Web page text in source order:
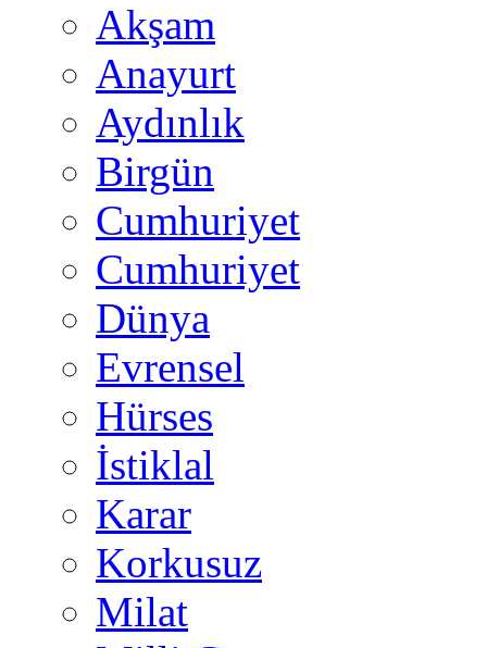
Akşam
Anayurt
Aydınlık
Birgün
Cumhuriyet
Cumhuriyet
Dünya
Evrensel
Hürses
İstiklal
Karar
Korkusuz
Milat